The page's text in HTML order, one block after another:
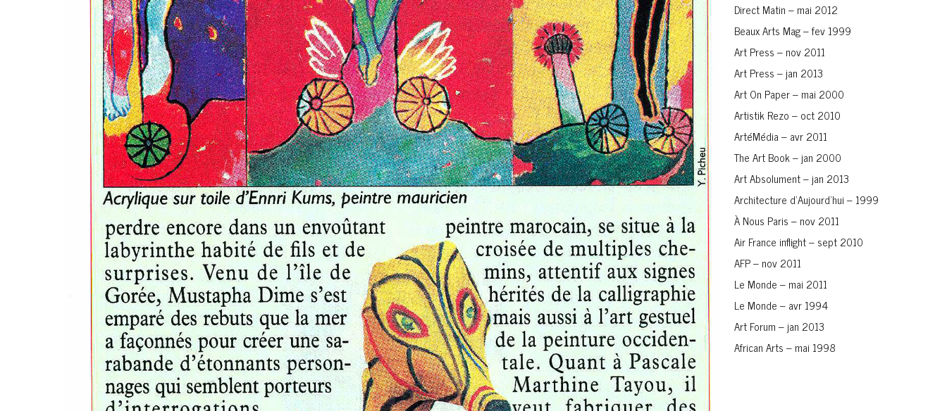
Direct Matin – mai 2012
Beaux Arts Mag – fev 1999
Art Press – nov 2011
Art Press – jan 2013
Art On Paper – mai 2000
Artistik Rezo – oct 2010
ArtéMédia – avr 2011
The Art Book – jan 2000
Art Absolument – jan 2013
Architecture d’Aujourd’hui – 1999
À Nous Paris – nov 2011
Air France inflight – sept 2010
AFP – nov 2011
Le Monde – mai 2011
Le Monde – avr 1994
Art Forum – jan 2013
African Arts – mai 1998